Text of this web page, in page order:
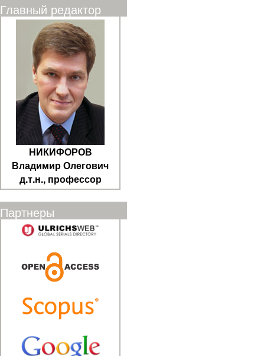
Главный редактор
НИКИФОРОВ
Владимир Олегович
д.т.н., профессор
Партнеры